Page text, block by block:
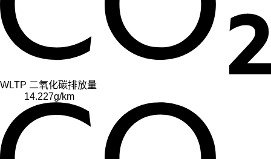
WLTP 二氧化碳排放量
14.227g/km